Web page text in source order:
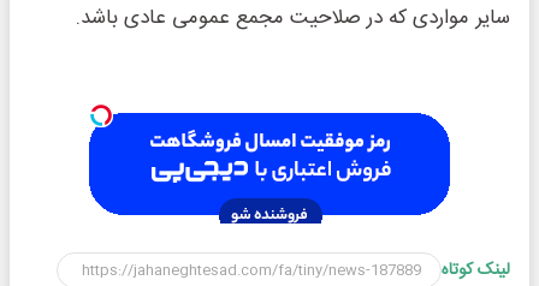
سایر مواردی که در صلاحیت مجمع عمومی عادی باشد.
لینک کوتاه